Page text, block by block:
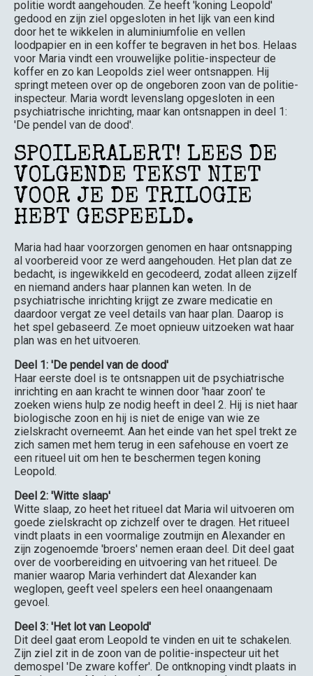
politie wordt aangehouden. Ze heeft 'koning Leopold'
gedood en zijn ziel opgesloten in het lijk van een kind
door het te wikkelen in aluminiumfolie en vellen
loodpapier en in een koffer te begraven in het bos. Helaas
voor Maria vindt een vrouwelijke politie-inspecteur de
koffer en zo kan Leopolds ziel weer ontsnappen. Hij
springt meteen over op de ongeboren zoon van de politie-
inspecteur. Maria wordt levenslang opgesloten in een
psychiatrische inrichting, maar kan ontsnappen in deel 1:
'De pendel van de dood'.
SPOILERALERT! LEES DE
VOLGENDE TEKST NIET
VOOR JE DE TRILOGIE
HEBT GESPEELD.
Maria had haar voorzorgen genomen en haar ontsnapping
al voorbereid voor ze werd aangehouden. Het plan dat ze
bedacht, is ingewikkeld en gecodeerd, zodat alleen zijzelf
en niemand anders haar plannen kan weten. In de
psychiatrische inrichting krijgt ze zware medicatie en
daardoor vergat ze veel details van haar plan. Daarop is
het spel gebaseerd. Ze moet opnieuw uitzoeken wat haar
plan was en het uitvoeren.
Deel 1: 'De pendel van de dood'
Haar eerste doel is te ontsnappen uit de psychiatrische
inrichting en aan kracht te winnen door 'haar zoon' te
zoeken wiens hulp ze nodig heeft in deel 2. Hij is niet haar
biologische zoon en hij is niet de enige van wie ze
zielskracht overneemt. Aan het einde van het spel trekt ze
zich samen met hem terug in een safehouse en voert ze
een ritueel uit om hen te beschermen tegen koning
Leopold.
Deel 2: 'Witte slaap'
Witte slaap, zo heet het ritueel dat Maria wil uitvoeren om
goede zielskracht op zichzelf over te dragen. Het ritueel
vindt plaats in een voormalige zoutmijn en Alexander en
zijn zogenoemde 'broers' nemen eraan deel. Dit deel gaat
over de voorbereiding en uitvoering van het ritueel. De
manier waarop Maria verhindert dat Alexander kan
weglopen, geeft veel spelers een heel onaangenaam
gevoel.
Deel 3: 'Het lot van Leopold'
Dit deel gaat erom Leopold te vinden en uit te schakelen.
Zijn ziel zit in de zoon van de politie-inspecteur uit het
demospel 'De zware koffer'. De ontknoping vindt plaats in